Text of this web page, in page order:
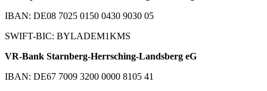
IBAN: DE08 7025 0150 0430 9030 05
SWIFT-BIC: BYLADEM1KMS
VR-Bank Starnberg-Herrsching-Landsberg eG
IBAN: DE67 7009 3200 0000 8105 41